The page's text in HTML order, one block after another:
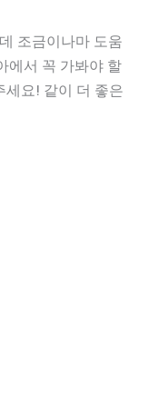
조금이나마 도움
에서 꼭 가봐야 할
요! 같이 더 좋은